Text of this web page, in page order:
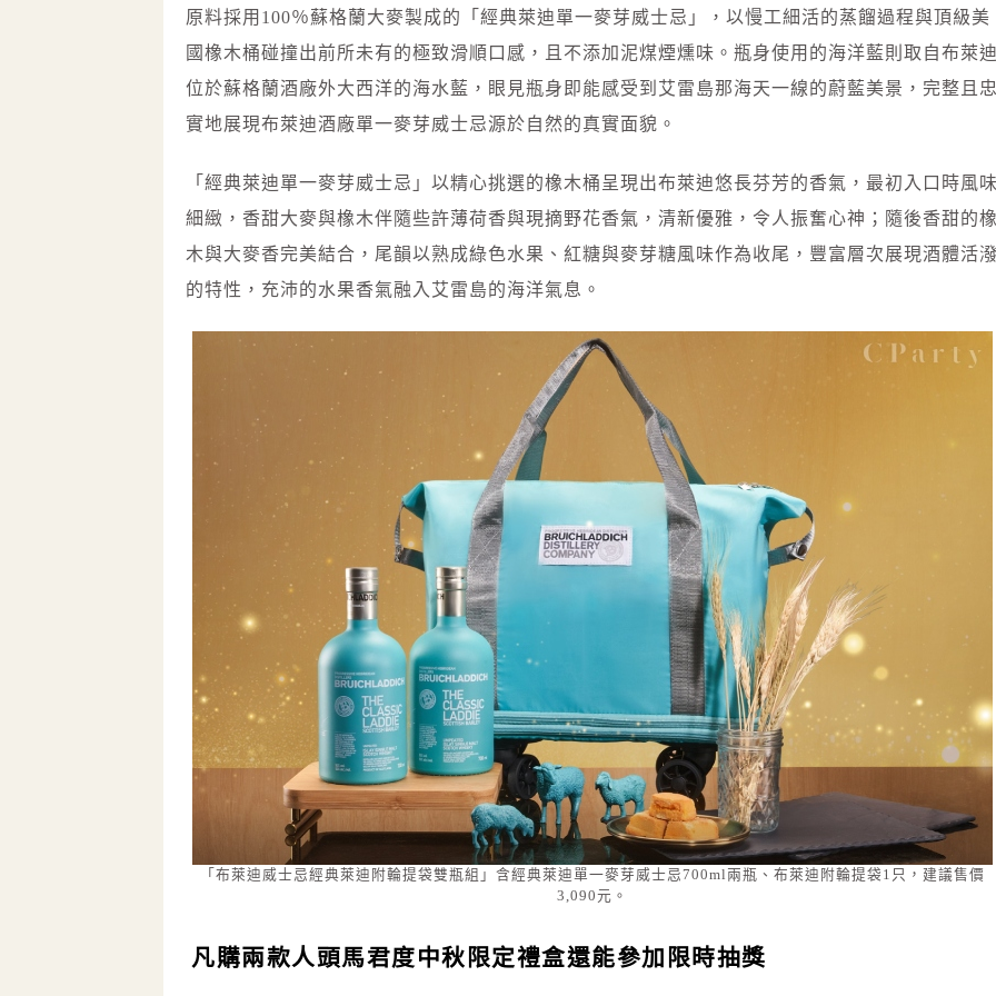
原料採用100％蘇格蘭大麥製成的「經典萊迪單一麥芽威士忌」，以慢工細活的蒸餾過程與頂級美
國橡木桶碰撞出前所未有的極致滑順口感，且不添加泥煤煙燻味。瓶身使用的海洋藍則取自布萊迪
位於蘇格蘭酒廠外大西洋的海水藍，眼見瓶身即能感受到艾雷島那海天一線的蔚藍美景，完整且忠
實地展現布萊迪酒廠單一麥芽威士忌源於自然的真實面貌。
「經典萊迪單一麥芽威士忌」以精心挑選的橡木桶呈現出布萊迪悠長芬芳的香氣，最初入口時風味
細緻，香甜大麥與橡木伴隨些許薄荷香與現摘野花香氣，清新優雅，令人振奮心神；隨後香甜的橡
木與大麥香完美結合，尾韻以熟成綠色水果、紅糖與麥芽糖風味作為收尾，豐富層次展現酒體活潑
的特性，充沛的水果香氣融入艾雷島的海洋氣息。
「布萊迪威士忌經典萊迪附輪提袋雙瓶組」含經典萊迪單一麥芽威士忌700ml兩瓶、布萊迪附輪提袋1只，建議售價
3,090元。
凡購兩款人頭馬君度中秋限定禮盒還能參加限時抽獎